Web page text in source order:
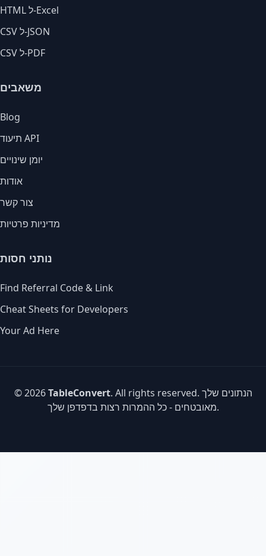
HTML ל-Excel
CSV ל-JSON
CSV ל-PDF
משאבים
Blog
תיעוד API
יומן שינויים
אודות
צור קשר
מדיניות פרטיות
נותני חסות
Find Referral Code & Link
Cheat Sheets for Developers
Your Ad Here
© 2026TableConvert. All rights reserved. הנתונים שלך
מאובטחים - כל ההמרות רצות בדפדפן שלך.